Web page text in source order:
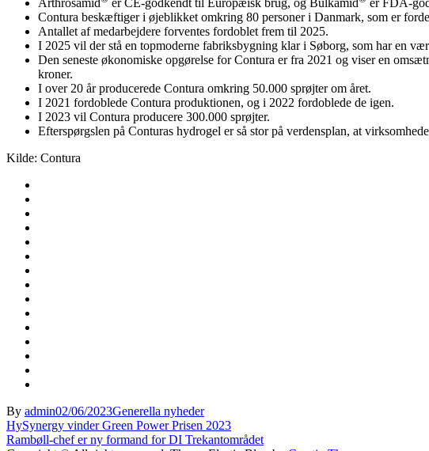
Arthrosamid
er CE-godkendt til Europæisk brug, og Bulkamid
er FDA-
Contura beskæftiger i øjeblikket omkring 80 personer i Danmark, som er
Antallet af medarbejdere forventes fordoblet frem til 2025.
I 2025 vil der stå en topmoderne fabriksbygning klar i Søborg, som har en
Den seneste økonomiske opgørelse for Contura er fra 2021 og viser en
kroner.
I over 20 år producerede Contura omkring 50.000 sprøjter om året.
I 2021 fordoblede Contura produktionen, og i 2022 fordoblede de igen.
I 2023 vil Contura producere 300.000 sprøjter.
Efterspørgslen på Conturas hydrogel er så stor på verdensplan, at
Kilde: Contura
By admin02/06/2023Generella nyheder
Indlægsnavigation
HySynergy vinder Green Power Prisen 2023
Rambøll-chef er ny formand for DI Trekantområdet